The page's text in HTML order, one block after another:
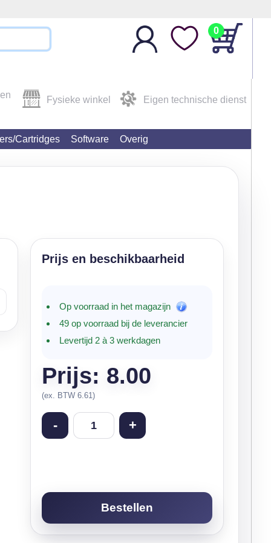
0
Fysieke winkel Eigen technische dienst
Cartridges Software Overig
Op voorraad in het magazijn
49 op voorraad bij de leverancier
Levertijd 2 à 3 werkdagen
Prijs: 8.00
(ex. BTW 6.61)
- +
Bestellen